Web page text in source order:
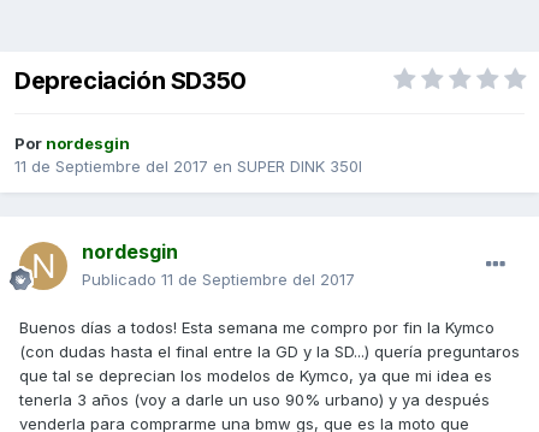
Depreciación SD350
Por nordesgin
11 de Septiembre del 2017 en SUPER DINK 350I
nordesgin
Publicado 11 de Septiembre del 2017
Buenos días a todos! Esta semana me compro por fin la Kymco
(con dudas hasta el final entre la GD y la SD...) quería preguntaros
que tal se deprecian los modelos de Kymco, ya que mi idea es
tenerla 3 años (voy a darle un uso 90% urbano) y ya después
venderla para comprarme una bmw gs, que es la moto que